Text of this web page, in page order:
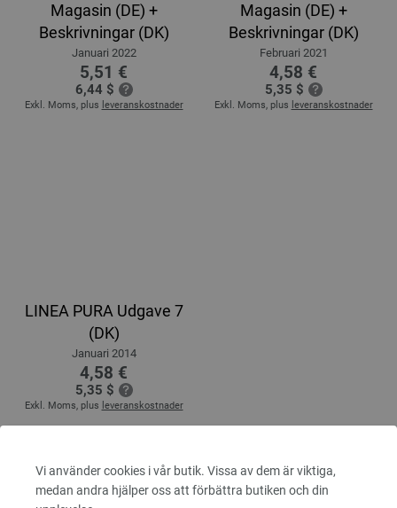
Vi använder cookies i vår butik. Vissa av dem är viktiga,
medan andra hjälper oss att förbättra butiken och din
Magasin (DE) +
Beskrivningar (DK)
Januari 2022
5,51 €
6,44 $
Exkl. Moms, plus leveranskostnader
Magasin (DE) +
Beskrivningar (DK)
Februari 2021
4,58 €
5,35 $
Exkl. Moms, plus leveranskostnader
LINEA PURA Udgave 7
(DK)
Januari 2014
4,58 €
5,35 $
Exkl. Moms, plus leveranskostnader